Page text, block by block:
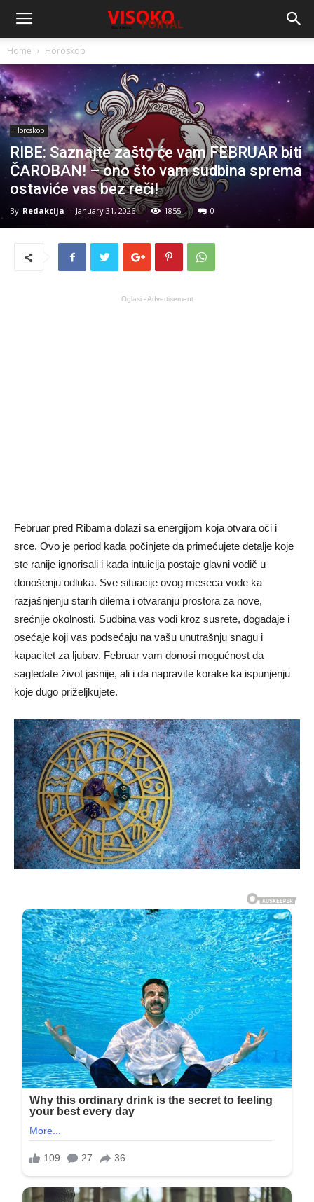
Home Horoskop
Horoskop
RIBE: Saznajte zašto će vam FEBRUAR biti
ČAROBAN! – ono što vam sudbina sprema
ostaviće vas bez reči!
By Redakcija - January 31, 2026 1855 0
Oglasi - Advertisement
Februar pred Ribama dolazi sa energijom koja otvara oči i
srce. Ovo je period kada počinjete da primećujete detalje koje
ste ranije ignorisali i kada intuicija postaje glavni vodič u
donošenju odluka. Sve situacije ovog meseca vode ka
razjašnjenju starih dilema i otvaranju prostora za nove,
srećnije okolnosti. Sudbina vas vodi kroz susrete, događaje i
osećaje koji vas podsećaju na vašu unutrašnju snagu i
kapacitet za ljubav. Februar vam donosi mogućnost da
sagledate život jasnije, ali i da napravite korake ka ispunjenju
koje dugo priželjkujete.